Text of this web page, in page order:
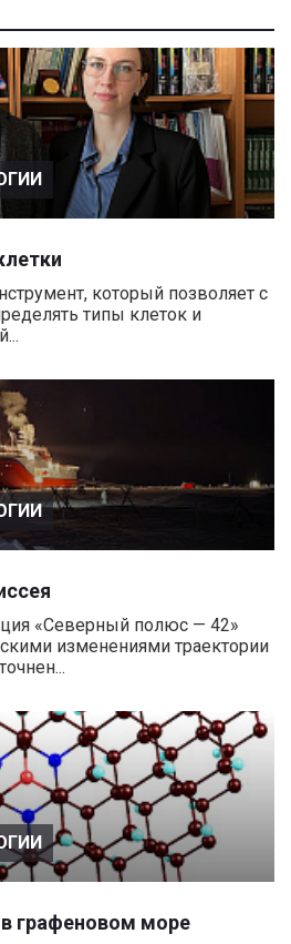
который позволяет с
типы клеток и
«Северный полюс — 42»
изменениями траектории
графеновом море